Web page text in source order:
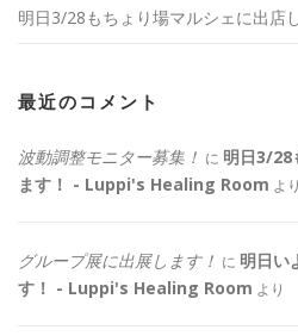
明日3/28もちょり場マルシェに出店
最近のコメント
波動調整モニター募集！ に 明日3/28
ます！ - Luppi's Healing Room より
グループ展に出展します！ に 明日い
す！ - Luppi's Healing Room より